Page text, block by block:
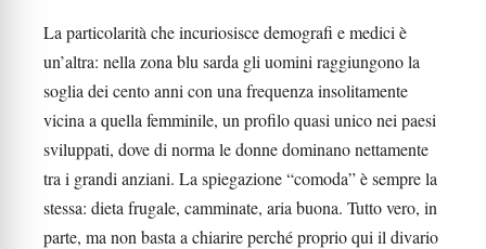
La particolarità che incuriosisce demografi e medici è
un’altra: nella zona blu sarda gli uomini raggiungono la
soglia dei cento anni con una frequenza insolitamente
vicina a quella femminile, un profilo quasi unico nei paesi
sviluppati, dove di norma le donne dominano nettamente
tra i grandi anziani. La spiegazione “comoda” è sempre la
stessa: dieta frugale, camminate, aria buona. Tutto vero, in
parte, ma non basta a chiarire perché proprio qui il divario